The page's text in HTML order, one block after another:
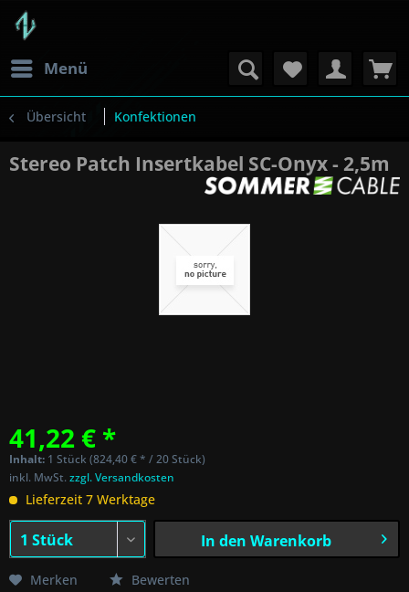
Menü
Übersicht Konfektionen
Stereo Patch Insertkabel SC-Onyx - 2,5m
41,22 € *
Inhalt: 1 Stück (824,40 € * / 20 Stück)
inkl. MwSt.zzgl. Versandkosten
Lieferzeit 7 Werktage
In den Warenkorb
Merken Bewerten